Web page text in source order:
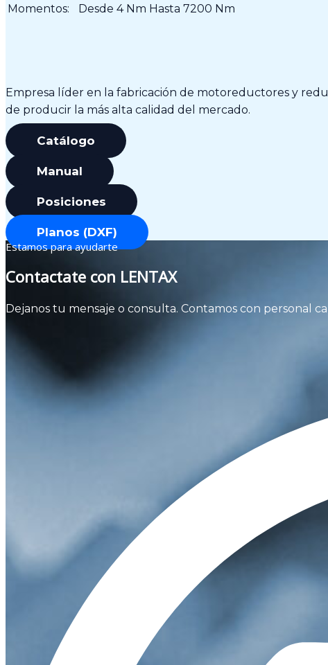
Momentos:
Desde 4 Nm Hasta 7200 Nm
Empresa líder en la fabricación de motoreductores y
de producir la más alta calidad del mercado.
Catálogo
Manual
Posiciones
Planos (DXF)
Estamos para ayudarte
Contactate con LENTAX
Dejanos tu mensaje o consulta. Contamos con personal